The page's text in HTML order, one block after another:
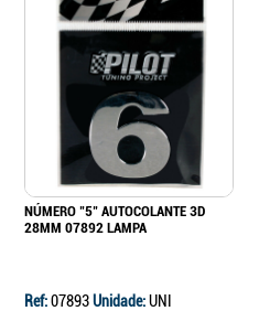
NÚMERO "5" AUTOCOLANTE 3D
28MM 07892 LAMPA
Ref:07893Unidade:UNI